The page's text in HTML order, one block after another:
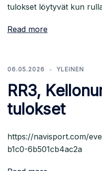
tulokset löytyvät kun
Read more
06.05.2026 YLEINEN
RR3,
tulokset
https://navisport.com/
b1c0-6b501cb4ac2a